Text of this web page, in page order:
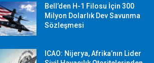
Bell’den H-1 Filosu İçin 300
Milyon Dolarlık Dev Savunma
Sözleşmesi
ICAO: Nijerya, Afrika’nın Lider